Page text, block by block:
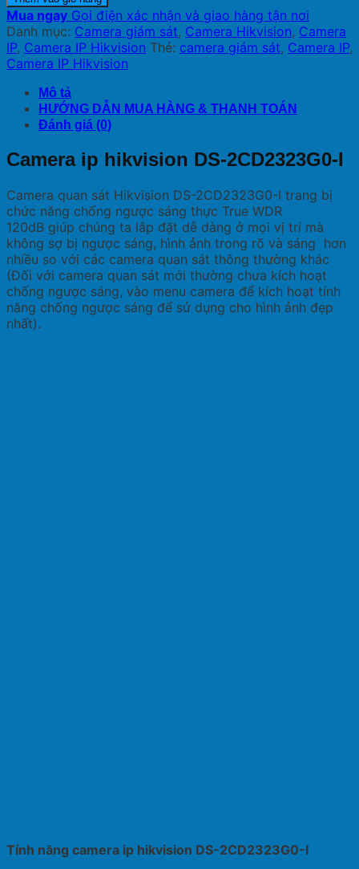
Mua ngay Gọi điện xác nhận và giao hàng tận nơi
Danh mục: Camera giám sát, Camera Hikvision, Camera
IP, Camera IP Hikvision Thẻ: camera giám sát, Camera IP,
Camera IP Hikvision
Mô tả
HƯỚNG DẪN MUA HÀNG & THANH TOÁN
Đánh giá (0)
Camera ip hikvision DS-2CD2323G0-I
Camera quan sát Hikvision DS-2CD2323G0-I trang bị
chức năng chống ngược sáng thực True WDR
120dB giúp chúng ta lắp đặt dễ dàng ở mọi vị trí mà
không sợ bị ngược sáng, hình ảnh trong rõ và sáng hơn
nhiều so với các camera quan sát thông thường khác
(Đối với camera quan sát mới thường chưa kích hoạt
chống ngược sáng, vào menu camera để kích hoạt tính
năng chống ngược sáng để sử dụng cho hình ảnh đẹp
nhất).
Tính năng camera ip hikvision DS-2CD2323G0-I